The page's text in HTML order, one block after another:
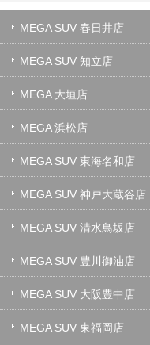
MEGA SUV 春日井店
MEGA SUV 知立店
MEGA 大垣店
MEGA 浜松店
MEGA SUV 東海名和店
MEGA SUV 神戸大蔵谷店
MEGA SUV 清水鳥坂店
MEGA SUV 豊川御油店
MEGA SUV 大阪豊中店
MEGA SUV 東福岡店